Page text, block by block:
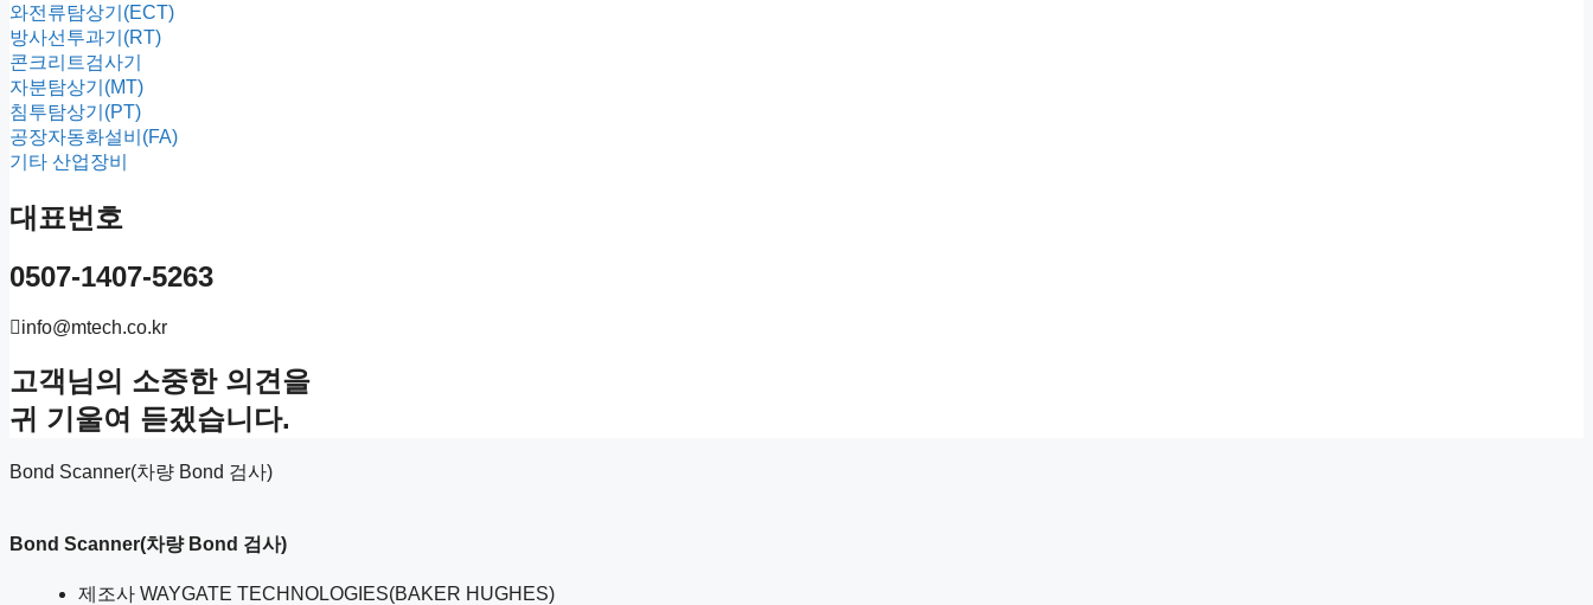
와전류탐상기(ECT)
방사선투과기(RT)
콘크리트검사기
자분탐상기(MT)
침투탐상기(PT)
공장자동화설비(FA)
기타 산업장비
대표번호
0507-1407-5263
info@mtech.co.kr
고객님의 소중한 의견을
귀 기울여 듣겠습니다.
Bond Scanner(차량 Bond 검사)
Bond Scanner(차량 Bond 검사)
제조사 WAYGATE TECHNOLOGIES(BAKER HUGHES)